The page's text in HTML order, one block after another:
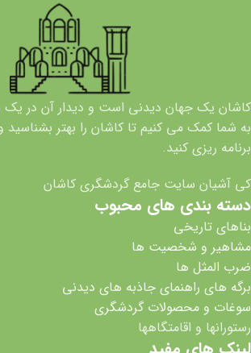
کاشان یک جهان دیدنی است و دیدار آن در یک
به شما کمک می کنیم تا کاشان را بهتر بشناسید
برنامه ریزی کنید.
کی آشیان سایت جامع گردشگری کاشان
دسته بندی های محبوب
بناهای تاریخی
مشاهیر و شخصیت ها
ضرب المثل ها
برگه های راهنمای جاذبه های دیدنی
سوغات و محصولات گردشگری
رستورانها و اقامتگاهها